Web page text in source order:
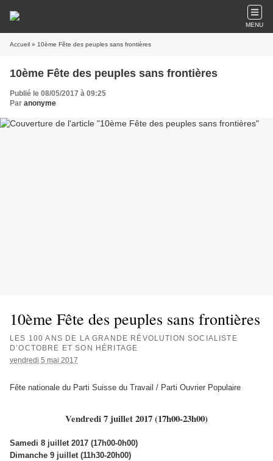
MENU
Accueil » 10ème Fête des peuples sans frontières
10ème Fête des peuples sans frontières
Publié le 08/05/2017 à 09:25
Par anonyme
10ème Fête des peuples sans frontières
LES 100 ANS DE LA GRANDE RÉVOLUTION SOCIALISTE
D’OCTOBRE ET SON HÉRITAGE
vendredi 5 mai 2017
Fête nationale du Parti Suisse du Travail / Parti Ouvrier Populaire
Vendredi 7 juillet 2017 (17h00-23h00)
Samedi 8 juillet 2017 (17h00-0h00)
Dimanche 9 juillet (11h30-20h00)